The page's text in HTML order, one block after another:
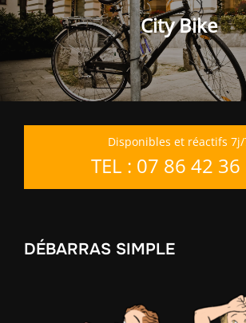
l’article
City Bike
Disponibles et réactifs
TEL : 07 86 42 36
DÉBARRAS SIMPLE